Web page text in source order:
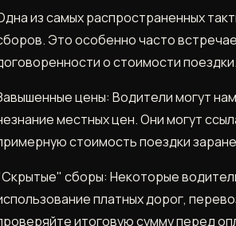
из самых распространенных
Это особенно часто
о стоимости поездки.
цены: Водители могут
местных цен. Они могут
стоимость поездки
сборы: Некоторые
платных дорог,
итоговую сумму перед